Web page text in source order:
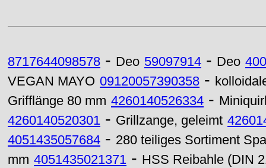
8717644098578 - Deo 59097914 - Deo
VEGAN MAYO 09120057390358 -
Grifflänge 80 mm 4260140526334 -
4260140520301 - Grillzange, geleimt
4051435057684 - 280 teiliges Sortiment
mm 4051435021371 - HSS Reibahle (DIN